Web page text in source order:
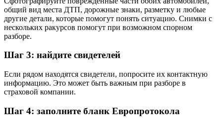
общий вид места ДТП, дорожные знаки, разметку и любые
другие детали, которые помогут понять ситуацию. Снимки с
нескольких ракурсов помогут при возможном спорном
разборе.
Шаг 3: найдите свидетелей
Если рядом находятся свидетели, попросите их контактную
информацию. Это может быть важным при разборе в
страховой компании.
Шаг 4: заполните бланк Европротокола